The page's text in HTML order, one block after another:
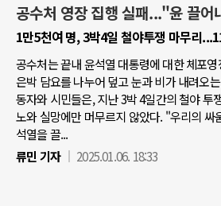
공수처 영장 집행 실패..."윤 끌
1만5천여 명, 3박4일 철야투쟁 마무리
공수처는 끝내 윤석열 대통령에 대한 체포
은박 담요를 나누어 덮고 눈과 비가 내려오
동자와 시민들은, 지난 3박 4일간의 철야 투
노와 실망에만 머무르지 않았다. "우리의
석열을 끌...
류민 기자
2025.01.06. 18:33